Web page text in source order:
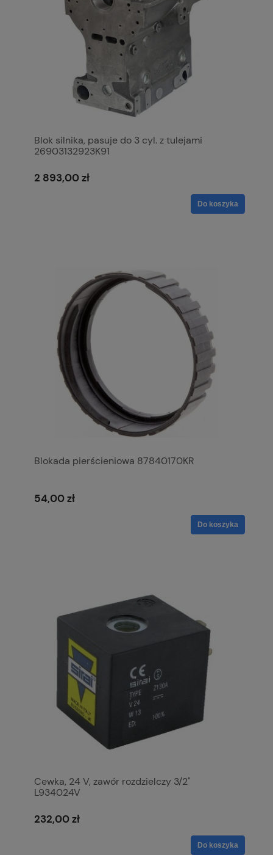
Blok silnika, pasuje do 3 cyl. z tulejami
26903132923K91
2 893,00 zł
Do koszyka
Blokada pierścieniowa 87840170KR
54,00 zł
Do koszyka
Cewka, 24 V, zawór rozdzielczy 3/2"
L934024V
232,00 zł
Do koszyka